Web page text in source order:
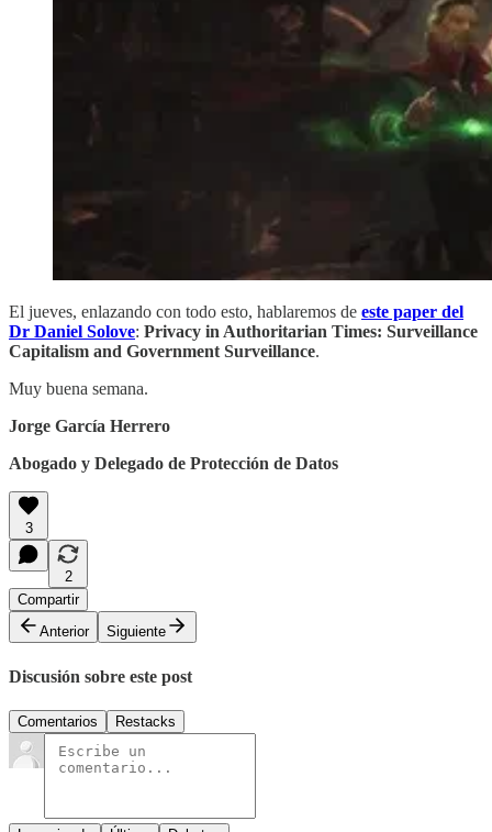
El jueves, enlazando con todo esto, hablaremos de este paper del
Dr Daniel Solove: Privacy in Authoritarian Times: Surveillance
Capitalism and Government Surveillance.
Muy buena semana.
Jorge García Herrero
Abogado y Delegado de Protección de Datos
3
2
Compartir
Anterior
Siguiente
Discusión sobre este post
Comentarios Restacks